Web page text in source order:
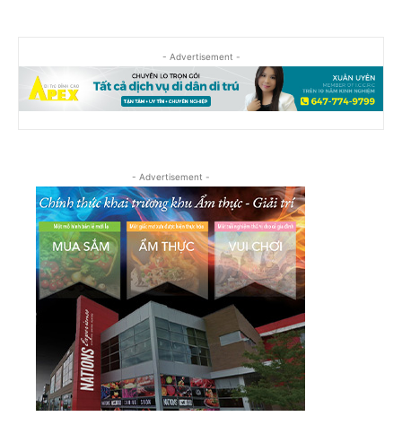
- Advertisement -
- Advertisement -